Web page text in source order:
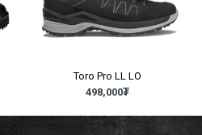
Toro Pro LL LO
498,000₮